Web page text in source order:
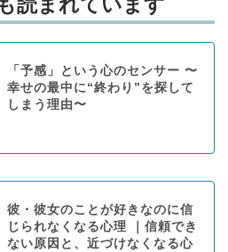
「予感」という心のセンサー 〜
幸せの最中に“終わり”を探して
しまう理由〜
彼・彼女のことが好きなのに信
じられなくなる心理 ｜信頼でき
ない原因と、近づけなくなる心